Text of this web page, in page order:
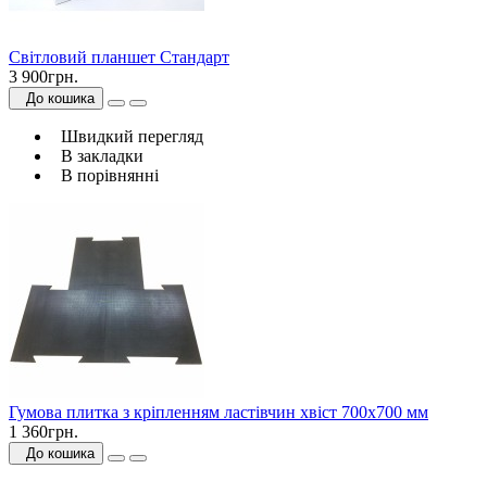
Світловий планшет Стандарт
3 900грн.
До кошика
Швидкий перегляд
В закладки
В порівнянні
Гумова плитка з кріпленням ластівчин хвіст 700х700 мм
1 360грн.
До кошика